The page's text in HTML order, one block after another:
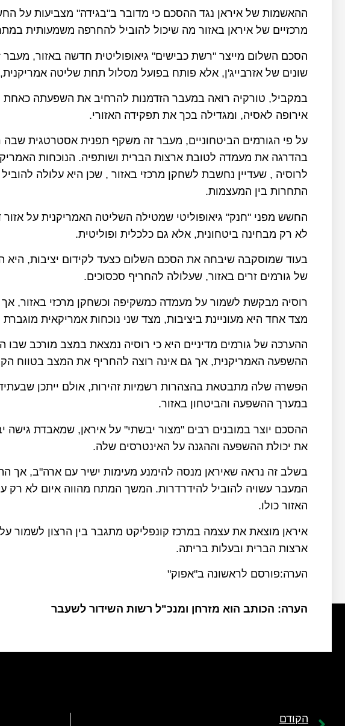
ההאשמות של איראן נגד ההסכם כי מדובר ב"בגידה" מצביעות על
מרכזיים של איראן באזור מה שיכול להוביל להחרפה משמעותית
הסכם השלום מייצר "רשת כבישים" גיאופוליטית חדשה באזור, מעבר
שונים של אזרבייג'ן, אלא פותח בפועל מסלול תחת שליטה
במקביל, טורקיה רואה במעבר הזדמנות להרחיב את השפעתה כאחת
אירופה לאסיה, ומגדילה בכך את תפקידה האזורי.
על פי הגורמים הביטחוניים, מעבר זה משקף תפנית אסטרטגית
בהדרגה את מעמדה לטובת ארצות הברית ושותפיה. הנוכחות
לרוסיה , שעדיין נחשבת לשחקן מרכזי באזור , שכן היא עלולה
התחרות בין המעצמות.
החשש מפני "חנק" גיאופוליטי שמטילה השליטה האמריקנית על
לא רק מבחינה ביטחונית, אלא גם כלכלית ופוליטית.
בעוד שמוסקבה שיבחה את הסכם השלום כצעד לקידום יציבות, היא
של גורמים זרים באזור, שעלולה להחריף סכסוכים.
רוסיה מבקשת לשמור על מעמדה כמשקיפה וכשחקן מרכזי באזור,
מצד אחד היא מעוניינת ביציבות, מצד שני נוכחות אמריקאית
ההערכה של גורמים מדיניים היא כי רוסיה נמצאת במצב מורכב
ההשפעה האמריקנית, אך גם אינה רוצה להחריף את המצב בטווח
הפשרה שלה מתבטאת בהצהרות רשמיות זהירות, אולם ייתכן
במערך ההשפעה והביטחון באזור.
ההסכם יוצר במובנים רבים "מצור יבשתי" על איראן, שמאבדת גישה
את יכולת ההשפעה וההגנה על האינטרסים שלה.
בשלב זה נראה שאיראן מנסה להימנע מעימות ישיר עם ארה"ב, אך
המעבר עשויה להוביל להידרדרות. המשך המתח מהווה איום לא רק
האזור כולו.
איראן מוצאת את עצמה במרכז קונפליקט מתגבר בין הרצון לשמור
ארצות הברית ובעלות בריתה.
הערה:פורסם לראשונה ב"אפוק"
הערה: הכותב הוא מזרחן ומנכ"ל רשות השידור לשעבר
הקודם